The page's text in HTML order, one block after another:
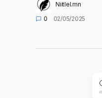
Niitlel.mn
0
02/05/2025